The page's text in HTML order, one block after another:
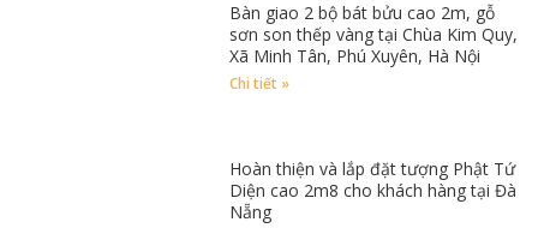
Bàn giao 2 bộ bát bửu cao 2m, gỗ
sơn son thếp vàng tại Chùa Kim Quy,
Xã Minh Tân, Phú Xuyên, Hà Nội
Chi tiết »
Hoàn thiện và lắp đặt tượng Phật Tứ
Diện cao 2m8 cho khách hàng tại Đà
Nẵng